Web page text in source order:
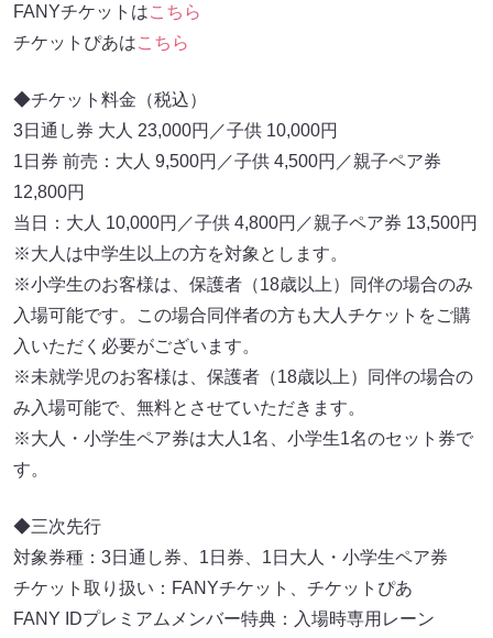
FANYチケットはこちら
チケットぴあはこちら
◆チケット料金（税込）
3日通し券 大人 23,000円／子供 10,000円
1日券 前売：大人 9,500円／子供 4,500円／親子ペア券
12,800円
当日：大人 10,000円／子供 4,800円／親子ペア券 13,500円
※大人は中学生以上の方を対象とします。
※小学生のお客様は、保護者（18歳以上）同伴の場合のみ
入場可能です。この場合同伴者の方も大人チケットをご購
入いただく必要がございます。
※未就学児のお客様は、保護者（18歳以上）同伴の場合の
み入場可能で、無料とさせていただきます。
※大人・小学生ペア券は大人1名、小学生1名のセット券で
す。
◆三次先行
対象券種：3日通し券、1日券、1日大人・小学生ペア券
チケット取り扱い：FANYチケット、チケットぴあ
FANY IDプレミアムメンバー特典：入場時専用レーン